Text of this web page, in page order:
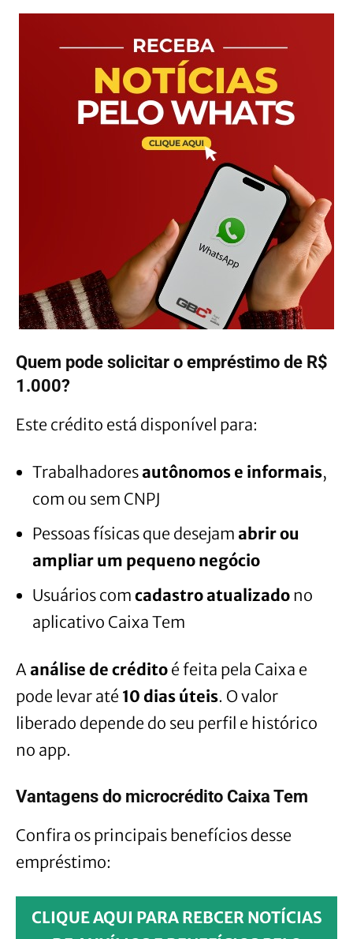
Quem pode solicitar o empréstimo de R$
1.000?
Este crédito está disponível para:
Trabalhadores autônomos e informais,
com ou sem CNPJ
Pessoas físicas que desejam abrir ou
ampliar um pequeno negócio
Usuários com cadastro atualizado no
aplicativo Caixa Tem
A análise de crédito é feita pela Caixa e
pode levar até 10 dias úteis. O valor
liberado depende do seu perfil e histórico
no app.
Vantagens do microcrédito Caixa Tem
Confira os principais benefícios desse
empréstimo:
CLIQUE AQUI PARA REBCER NOTÍCIAS